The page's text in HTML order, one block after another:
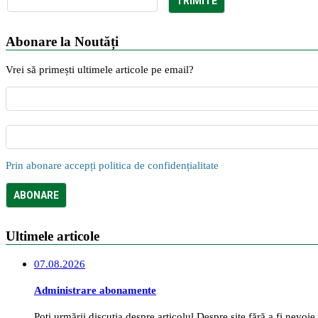
Abonare la Noutăți
Vrei să primești ultimele articole pe email?
Prin abonare accepți politica de confidențialitate
Ultimele articole
07.08.2026
Administrare abonamente